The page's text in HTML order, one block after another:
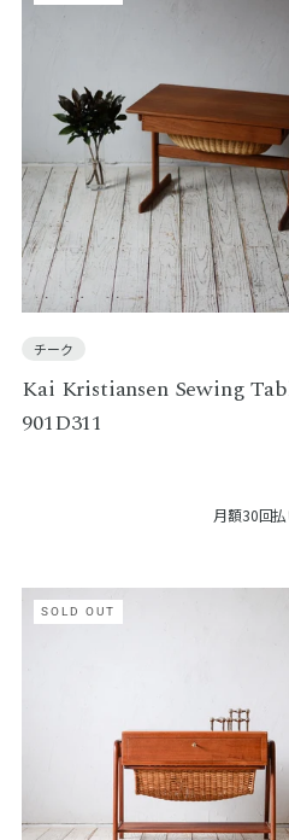
チーク
Kai Kristiansen Sewing
901D311
月額30回
SOLD OUT